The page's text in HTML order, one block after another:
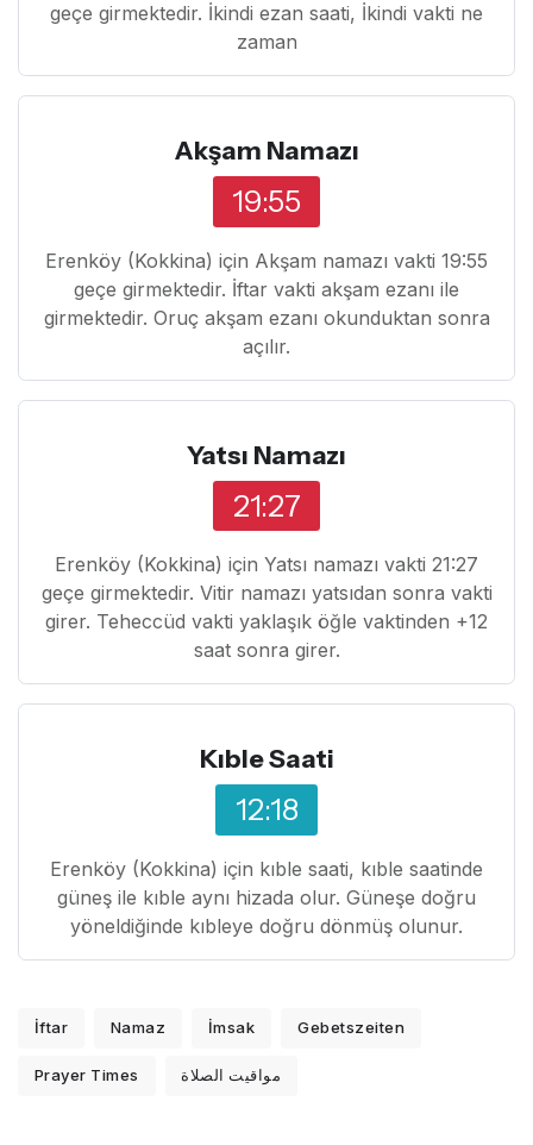
geçe girmektedir. İkindi ezan saati, İkindi vakti ne
zaman
Akşam Namazı
19:55
Erenköy (Kokkina) için Akşam namazı vakti 19:55
geçe girmektedir. İftar vakti akşam ezanı ile
girmektedir. Oruç akşam ezanı okunduktan sonra
açılır.
Yatsı Namazı
21:27
Erenköy (Kokkina) için Yatsı namazı vakti 21:27
geçe girmektedir. Vitir namazı yatsıdan sonra vakti
girer. Teheccüd vakti yaklaşık öğle vaktinden +12
saat sonra girer.
Kıble Saati
12:18
Erenköy (Kokkina) için kıble saati, kıble saatinde
güneş ile kıble aynı hizada olur. Güneşe doğru
yöneldiğinde kıbleye doğru dönmüş olunur.
İftar Namaz İmsak Gebetszeiten
Prayer Times مواقيت الصلاة